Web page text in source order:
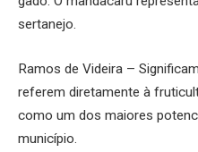
sertanejo.
Ramos de Videira –
referem diretamente à
como um dos maiores
município.